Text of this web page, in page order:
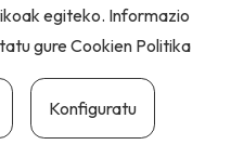
egiteko. Informazio
gureCookien Politika
Konfiguratu